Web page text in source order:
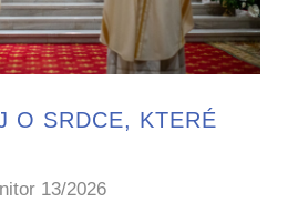
O SRDCE, KTERÉ
13/2026